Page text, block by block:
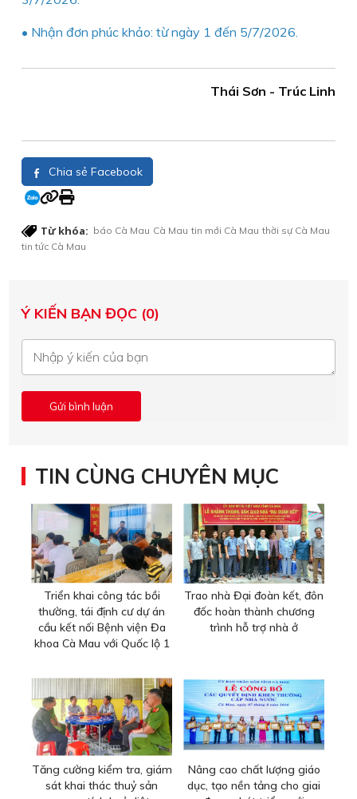
• Nhận đơn phúc khảo: từ ngày 1 đến 5/7/2026.
Thái Sơn - Trúc Linh
Chia sẻ Facebook
Từ khóa: báo Cà Mau Cà Mau tin mới Cà Mau thời sự Cà Mau
tin tức Cà Mau
Ý KIẾN BẠN ĐỌC (0)
TIN CÙNG CHUYÊN MỤC
Triển khai công tác bồi
thường, tái định cư dự án
cầu kết nối Bệnh viện Đa
khoa Cà Mau với Quốc lộ 1
Trao nhà Đại đoàn kết, đôn
đốc hoàn thành chương
trình hỗ trợ nhà ở
Tăng cường kiểm tra, giám
sát khai thác thuỷ sản
Nâng cao chất lượng giáo
dục, tạo nền tảng cho giai